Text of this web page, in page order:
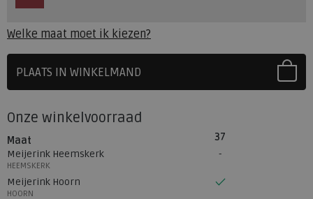
Welke maat moet ik kiezen?
PLAATS IN WINKELMAND
Onze winkelvoorraad
Maat
37
Meijerink Heemskerk
HEEMSKERK
Meijerink Hoorn
HOORN